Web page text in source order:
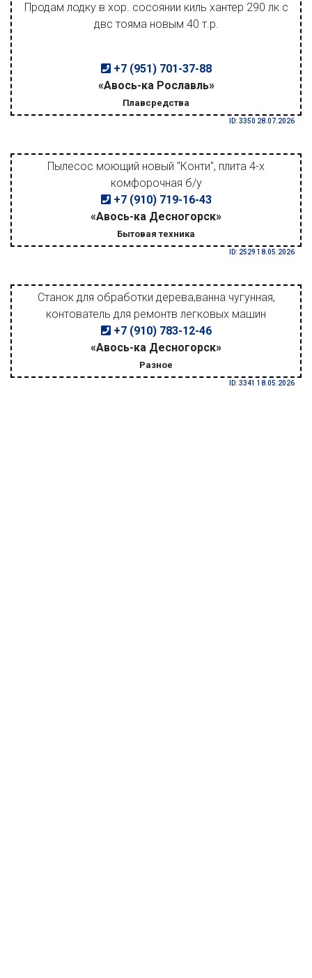
Продам лодку в хор. сосоянии киль хантер 290 лк с
двс тояма новым 40 т.р.
+7 (951) 701-37-88
«Авось-ка Рославль»
Плавсредства
ID: 3350 28.07.2026
Пылесос моющий новый "Конти", плита 4-х
комфорочная б/у
+7 (910) 719-16-43
«Авось-ка Десногорск»
Бытовая техника
ID: 2529 18.05.2026
Станок для обработки дерева,ванна чугунная,
контователь для ремонтв легковых машин
+7 (910) 783-12-46
«Авось-ка Десногорск»
Разное
ID: 3341 18.05.2026